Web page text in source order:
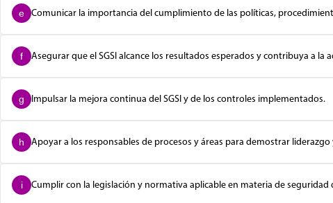
e Comunicar la importancia del cumplimiento de las políticas,
f Asegurar que el SGSI alcance los resultados esperados y contribuya a
g Impulsar la mejora continua del SGSI y de los controles implementados.
h Apoyar a los responsables de procesos y áreas para demostrar
i Cumplir con la legislación y normativa aplicable en materia de